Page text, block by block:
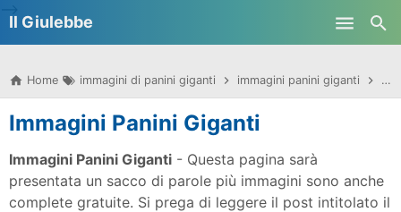
Il Giulebbe
Home immagini di panini giganti immagini panini giganti
Immagini Panini Giganti
Immagini Panini Giganti - Questa pagina sarà
presentata un sacco di parole più immagini sono anche
complete gratuite. Si prega di leggere il post intitolato il